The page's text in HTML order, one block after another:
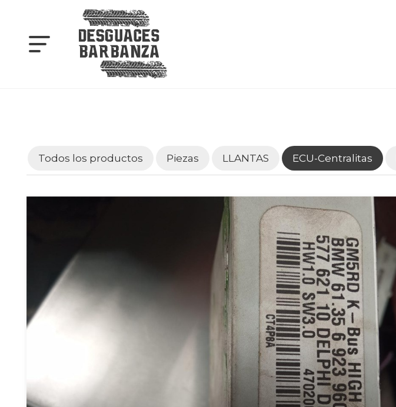
Todos los productos Piezas LLANTAS ECU-Centralitas